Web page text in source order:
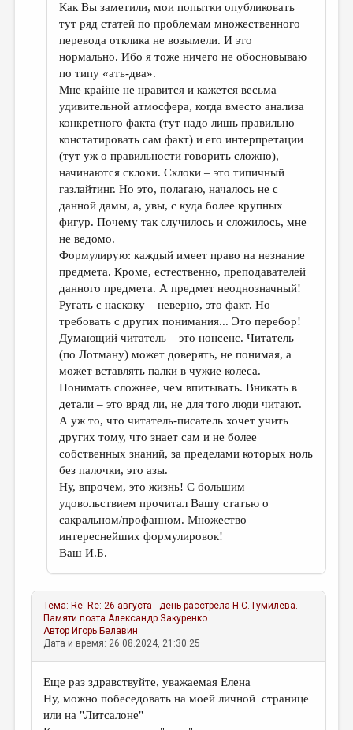
Как Вы заметили, мои попытки опубликовать
тут ряд статей по проблемам множественного
перевода отклика не возымели. И это
нормально. Ибо я тоже ничего не обосновываю
по типу «ать-два».
Мне крайне не нравится и кажется весьма
удивительной атмосфера, когда вместо анализа
конкретного факта (тут надо лишь правильно
констатировать сам факт) и его интерпретации
(тут уж о правильности говорить сложно),
начинаются склоки. Склоки – это типичный
газлайтинг. Но это, полагаю, началось не с
данной дамы, а, увы, с куда более крупных
фигур. Почему так случилось и сложилось, мне
не ведомо.
Формулирую: каждый имеет право на незнание
предмета. Кроме, естественно, преподавателей
данного предмета. А предмет неоднозначный!
Ругать с наскоку – неверно, это факт. Но
требовать с других понимания... Это перебор!
Думающий читатель – это нонсенс. Читатель
(по Лотману) может доверять, не понимая, а
может вставлять палки в чужие колеса.
Понимать сложнее, чем впитывать. Вникать в
детали – это вряд ли, не для того люди читают.
А уж то, что читатель-писатель хочет учить
других тому, что знает сам и не более
собственных знаний, за пределами которых ноль
без палочки, это азы.
Ну, впрочем, это жизнь! С большим
удовольствием прочитал Вашу статью о
сакральном/профанном. Множество
интереснейших формулировок!
Ваш И.Б.
Тема: Re: Re: 26 августа - день расстрела Н.С. Гумилева.
Памяти поэта Александр Закуренко
Автор Игорь Белавин
Дата и время: 26.08.2024, 21:30:25
Еще раз здравствуйте, уважаемая Елена
Ну, можно побеседовать на моей личной странице
или на "Литсалоне"